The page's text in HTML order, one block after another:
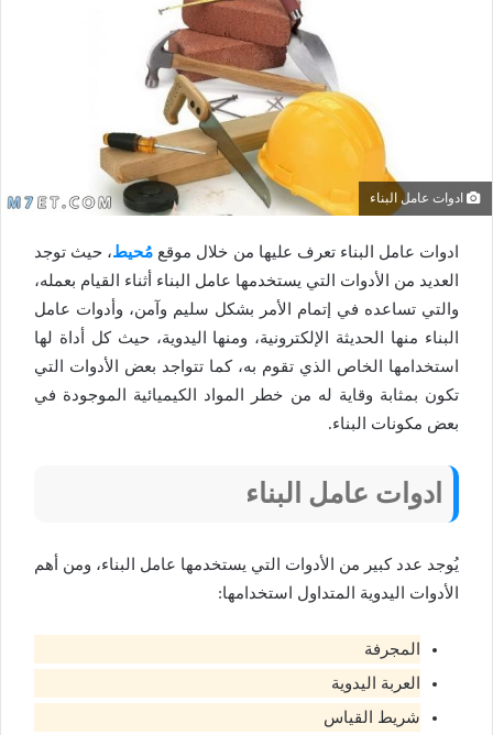
ادوات عامل البناء
ادوات عامل البناء تعرف عليها من خلال موقع مُحيط، حيث توجد
العديد من الأدوات التي يستخدمها عامل البناء أثناء القيام بعمله،
والتي تساعده في إتمام الأمر بشكل سليم وآمن، وأدوات عامل
البناء منها الحديثة الإلكترونية، ومنها اليدوية، حيث كل أداة لها
استخدامها الخاص الذي تقوم به، كما تتواجد بعض الأدوات التي
تكون بمثابة وقاية له من خطر المواد الكيميائية الموجودة في
بعض مكونات البناء.
ادوات عامل البناء
يُوجد عدد كبير من الأدوات التي يستخدمها عامل البناء، ومن أهم
الأدوات اليدوية المتداول استخدامها:
المجرفة
العربة اليدوية
شريط القياس